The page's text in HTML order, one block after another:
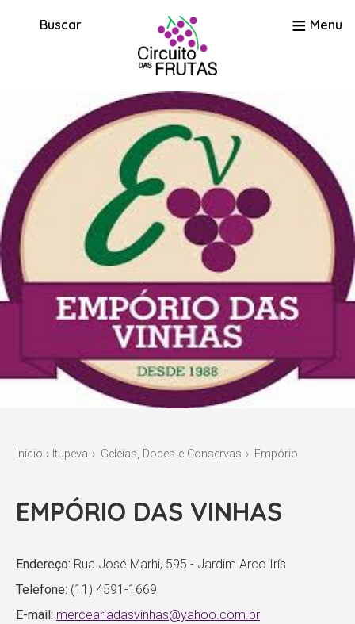
Buscar ≡ Menu
Início › Itupeva Geleias, Doces e Conservas Empório
EMPÓRIO DAS VINHAS
Endereço: Rua José Marhi, 595 - Jardim Arco Irís
Telefone: (11) 4591-1669
E-mail: merceariadasvinhas@yahoo.com.br